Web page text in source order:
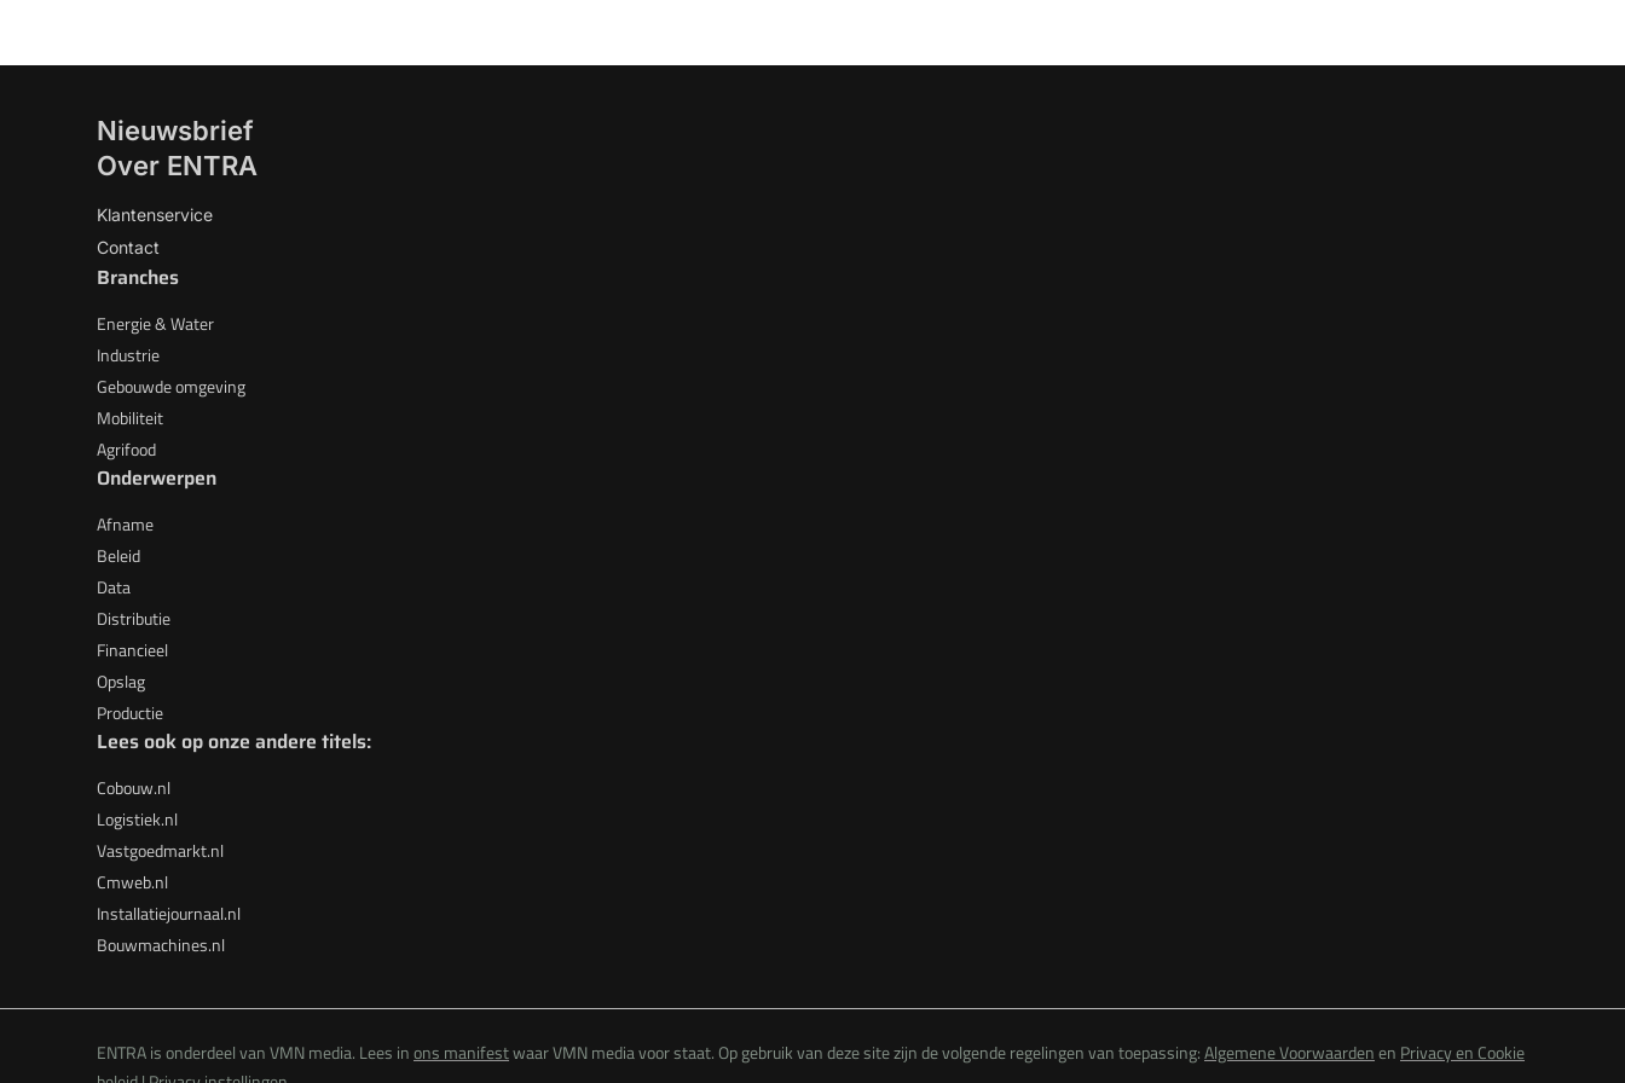
Nieuwsbrief
Over ENTRA
Klantenservice
Contact
Branches
Energie & Water
Industrie
Gebouwde omgeving
Mobiliteit
Agrifood
Onderwerpen
Afname
Beleid
Data
Distributie
Financieel
Opslag
Productie
Lees ook op onze andere titels:
Cobouw.nl
Logistiek.nl
Vastgoedmarkt.nl
Cmweb.nl
Installatiejournaal.nl
Bouwmachines.nl
ENTRA is onderdeel van VMN media. Lees inons manifestwaar VMN media voor staat. Op gebruik van deze site zijn de volgende regelingen van toepassing:Algemene Voorwaardenen Privacy en Cookie